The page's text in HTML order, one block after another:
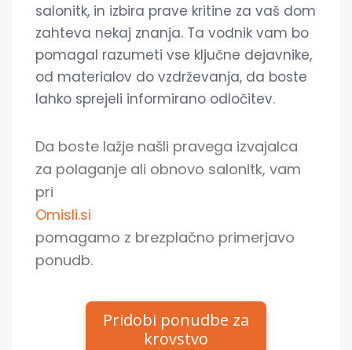
salonitk, in izbira prave kritine za vaš dom
zahteva nekaj znanja. Ta vodnik vam bo
pomagal razumeti vse ključne dejavnike,
od materialov do vzdrževanja, da boste
lahko sprejeli informirano odločitev.
Da boste lažje našli pravega izvajalca
za polaganje ali obnovo salonitk, vam
pri
Omisli.si
pomagamo z brezplačno primerjavo
ponudb.
Pridobi ponudbe za
krovstvo